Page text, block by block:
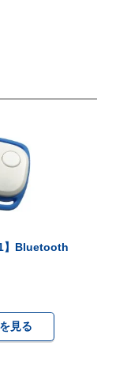
】Bluetooth
見る